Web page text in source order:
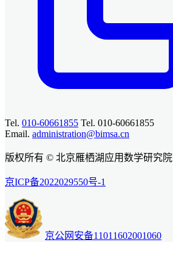
Tel. 010-60661855 Tel. 010-60661855
Email. administration@bimsa.cn
版权所有 © 北京雁栖湖应用数学研究院
京ICP备2022029550号-1
京公网安备11011602001060